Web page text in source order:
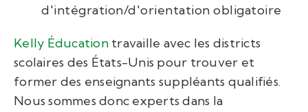
d'intégration/d'orientation obligatoire
Kelly Éducation travaille avec les districts
scolaires des États-Unis pour trouver et
former des enseignants suppléants qualifiés.
Nous sommes donc experts dans la